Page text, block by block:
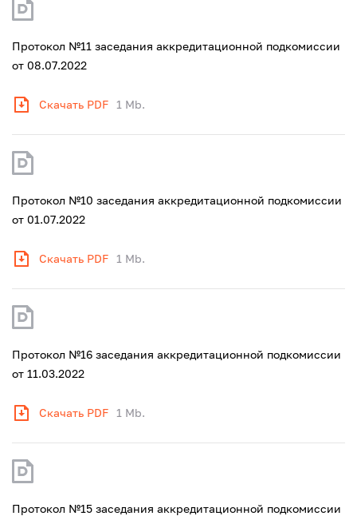
Протокол №11 заседания аккредитационной подкомиссии
от 08.07.2022
Скачать PDF 1 Mb.
Протокол №10 заседания аккредитационной подкомиссии
от 01.07.2022
Скачать PDF 1 Mb.
Протокол №16 заседания аккредитационной подкомиссии
от 11.03.2022
Скачать PDF 1 Mb.
Протокол №15 заседания аккредитационной подкомиссии